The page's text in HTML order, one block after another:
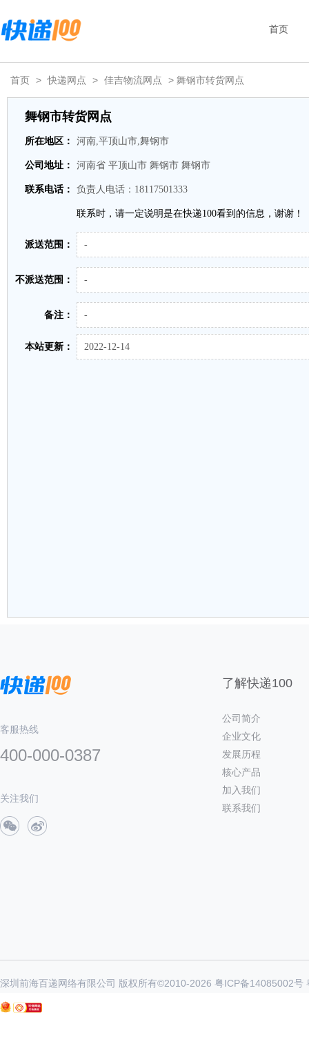
首页
首页 > 快递网点 > 佳吉物流网点 > 舞钢市转货网点
舞钢市转货网点
所在地区： 河南,平顶山市,舞钢市
公司地址： 河南省 平顶山市 舞钢市 舞钢市
联系电话： 负责人电话：18117501333
联系时，请一定说明是在快递100看到的信息，谢谢！
派送范围： -
不派送范围： -
备注： -
本站更新： 2022-12-14
客服热线
400-000-0387
关注我们
了解快递100
公司简介
企业文化
发展历程
核心产品
加入我们
联系我们
深圳前海百递网络有限公司 版权所有©2010-2026 粤ICP备14085002号